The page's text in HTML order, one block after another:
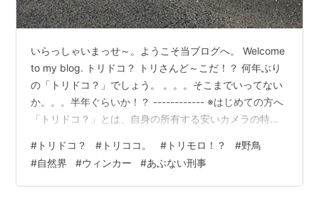
いらっしゃいまっせ～。ようこそ当ブログへ。 Welcome
to my blog. トリドコ？ トリさんど～こだ！？ 何年ぶり
の「トリドコ？」でしょう。 。。。そこまでいってない
か。。。半年ぐらいか！？ ------------ ※はじめての方へ
「トリドコ？」とは、自身の所有する安いカメラの特徴
て収め、その鳥が風景の中のどこにいるかを当てて遊ん
でもらう、、、という（ウォー〇を探せ的な）当ブログ
オリジナルコーナーです。 ------------ 今回は簡単かもし
# トリドコ？ # トリココ。 # トリモロ！？ #野鳥
#自然界 #ウィンカー #あぶない刑事